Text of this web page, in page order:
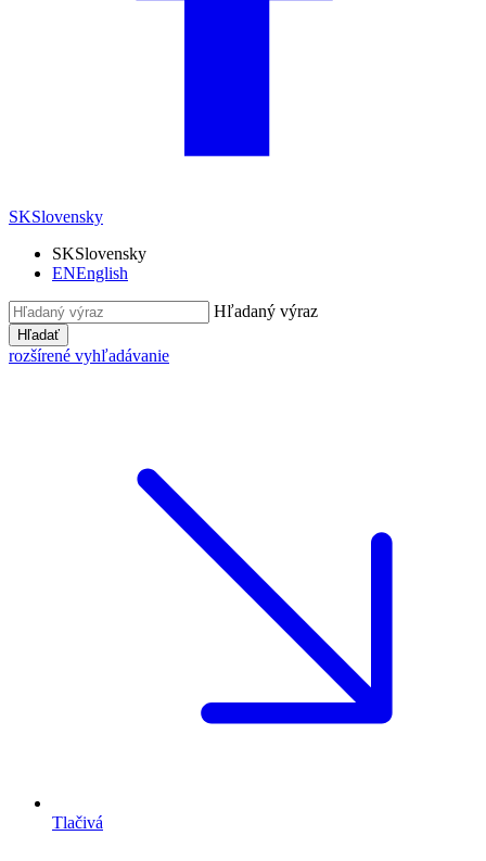
SKSlovensky
SKSlovensky
ENEnglish
Hľadaný výraz
Hľadať
rozšírené vyhľadávanie
Tlačivá